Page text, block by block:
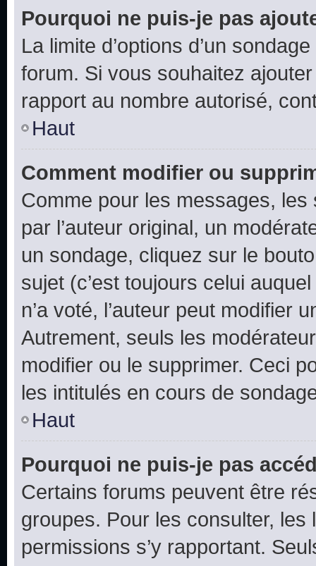
Pourquoi ne puis-je pas
La limite d’options d’un
forum. Si vous souhaitez
rapport au nombre autorisé,
Haut
Comment modifier ou
Comme pour les messages,
par l’auteur original, un
un sondage, cliquez sur le
sujet (c’est toujours celui
n’a voté, l’auteur peut modifier
Autrement, seuls les
modifier ou le supprimer. Ceci
les intitulés en cours de
Haut
Pourquoi ne puis-je pas
Certains forums peuvent être
groupes. Pour les consulter,
permissions s’y rapportant.